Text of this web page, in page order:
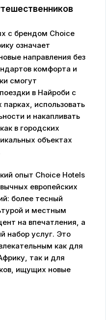
с брендом Choice
означает
направления без
комфорта и
смогут
в Найроби с
использовать
и накапливать
в городских
объектах
опыт Choice Hotels
европейских
более тесный
и местным
на впечатления, а
набор услуг. Это
как для
так и для
ищущих новые